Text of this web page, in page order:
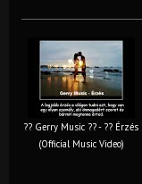
?? Gerry Music ?? - ?? Érzés
(Official Music Video)